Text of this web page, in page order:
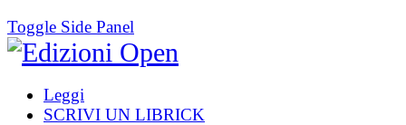
Toggle Side Panel
Leggi
SCRIVI UN LIBRICK